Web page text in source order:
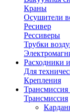
Краны
Осушители
Ресивер
Рессиверы
Трубки
Расходники
Для
Крепления
Трансмиссия